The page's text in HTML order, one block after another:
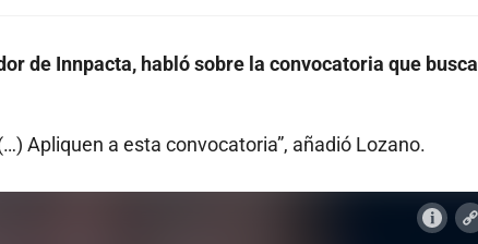
de Innpacta, habló sobre la convocatoria que busca
Apliquen a esta convocatoria”, añadió Lozano.